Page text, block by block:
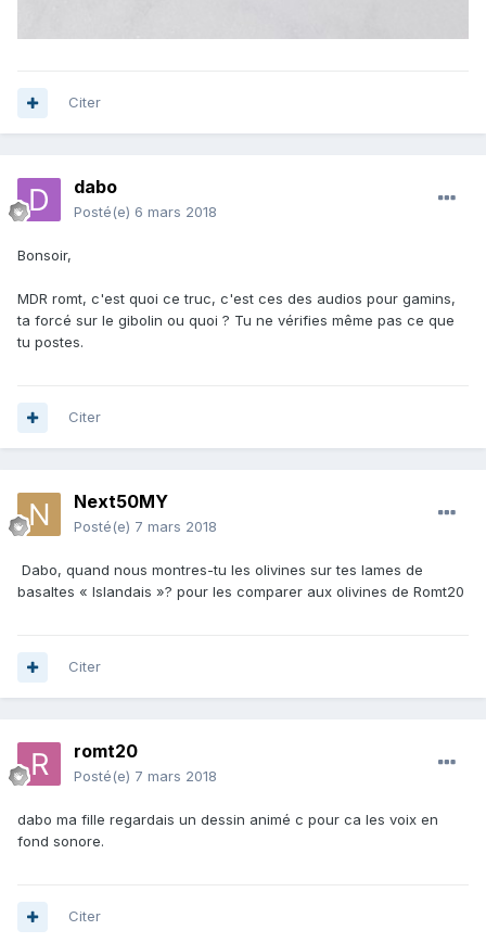
Citer
dabo
Posté(e) 6 mars 2018
Bonsoir,
MDR romt, c'est quoi ce truc, c'est ces des audios pour gamins,
ta forcé sur le gibolin ou quoi ? Tu ne vérifies même pas ce que
tu postes.
Citer
Next50MY
Posté(e) 7 mars 2018
Dabo, quand nous montres-tu les olivines sur tes lames de
basaltes « Islandais »? pour les comparer aux olivines de Romt20
Citer
romt20
Posté(e) 7 mars 2018
dabo ma fille regardais un dessin animé c pour ca les voix en
fond sonore.
Citer